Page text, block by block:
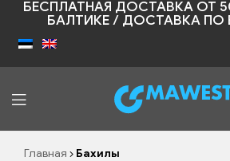
БЕСПЛАТНАЯ ДОСТАВКА ОТ
БАЛТИКЕ / ДОСТАВКА ПО
Shopic
Главная Бахилы